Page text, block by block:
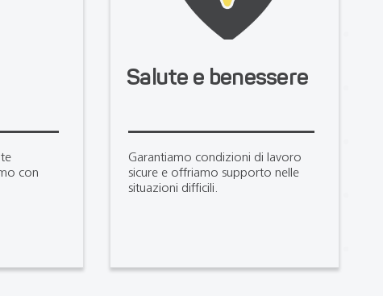
con
Salute e benessere
Garantiamo condizioni di lavoro
sicure e offriamo supporto nelle
situazioni difficili.